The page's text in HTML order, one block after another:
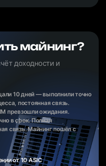
майнинг?
доходности и
10 дней — выполнили точно
постоянная связь.
превзошли ожидания.
в срок. Полная
связь. Майнинг пошёл с
от 10 ASIC